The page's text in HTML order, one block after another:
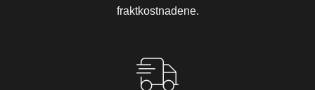
fraktkostnadene.